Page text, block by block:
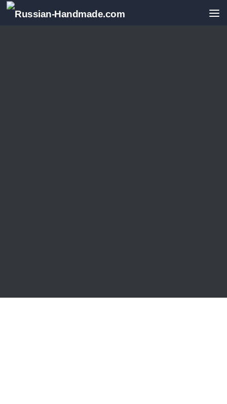
Перейти к содержимому